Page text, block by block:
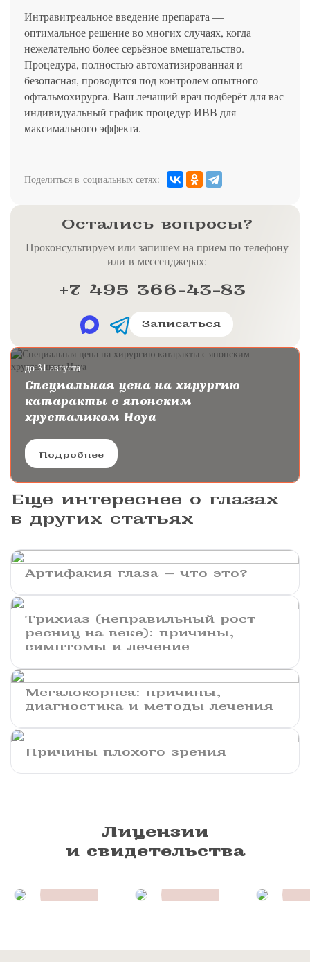
Интравитреальное введение препарата —
оптимальное решение во многих случаях, когда
нежелательно более серьёзное вмешательство.
Процедура, полностью автоматизированная и
безопасная, проводится под контролем опытного
офтальмохирурга. Ваш лечащий врач подберёт для вас
индивидуальный график процедур ИВВ для
максимального эффекта.
Поделиться в социальных сетях:
Остались вопросы?
Проконсультируем или запишем на прием по телефону
или в мессенджерах:
+7 495 366-43-83
Записаться
до 31 августа
Специальная цена на хирургию
катаракты с японским
хрусталиком Hoya
Подробнее
Еще интереснее о глазах
в других статьях
Артифакия глаза — что это?
Трихиаз (неправильный рост
ресниц на веке): причины,
симптомы и лечение
Мегалокорнеа: причины,
диагностика и методы лечения
Причины плохого зрения
Лицензии
и свидетельства